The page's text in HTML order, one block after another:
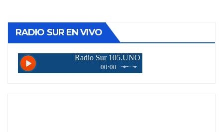
entradas
RADIO SUR EN VIVO